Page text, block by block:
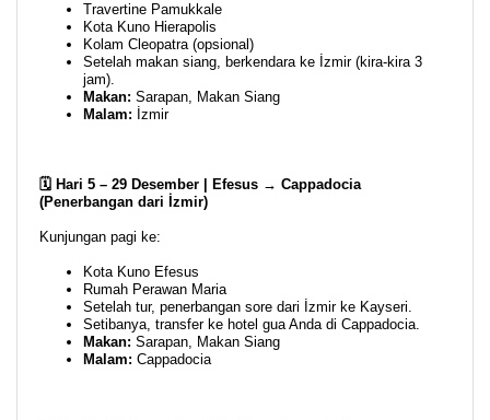
Travertine Pamukkale
Kota Kuno Hierapolis
Kolam Cleopatra (opsional)
Setelah makan siang, berkendara ke İzmir (kira-kira 3
jam).
Makan: Sarapan, Makan Siang
Malam: İzmir
🗓️ Hari 5 – 29 Desember | Efesus → Cappadocia
(Penerbangan dari İzmir)
Kunjungan pagi ke:
Kota Kuno Efesus
Rumah Perawan Maria
Setelah tur, penerbangan sore dari İzmir ke Kayseri.
Setibanya, transfer ke hotel gua Anda di Cappadocia.
Makan: Sarapan, Makan Siang
Malam: Cappadocia